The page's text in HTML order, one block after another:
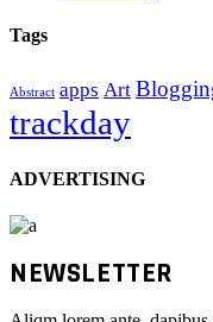
Tags
Abstract apps Art
trackday
ADVERTISING
NEWSLETTER